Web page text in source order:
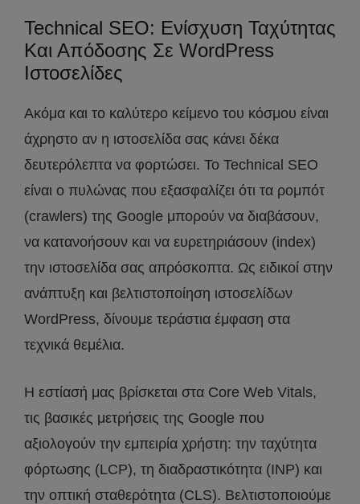
Technical SEO: Ενίσχυση Ταχύτητας
Και Απόδοσης Σε WordPress
Ιστοσελίδες
Ακόμα και το καλύτερο κείμενο του κόσμου είναι
άχρηστο αν η ιστοσελίδα σας κάνει δέκα
δευτερόλεπτα να φορτώσει. Το Technical SEO
είναι ο πυλώνας που εξασφαλίζει ότι τα ρομπότ
(crawlers) της Google μπορούν να διαβάσουν,
να κατανοήσουν και να ευρετηριάσουν (index)
την ιστοσελίδα σας απρόσκοπτα. Ως ειδικοί στην
ανάπτυξη και βελτιστοποίηση ιστοσελίδων
WordPress, δίνουμε τεράστια έμφαση στα
τεχνικά θεμέλια.
Η εστίασή μας βρίσκεται στα Core Web Vitals,
τις βασικές μετρήσεις της Google που
αξιολογούν την εμπειρία χρήστη: την ταχύτητα
φόρτωσης (LCP), τη διαδραστικότητα (INP) και
την οπτική σταθερότητα (CLS). Βελτιστοποιούμε